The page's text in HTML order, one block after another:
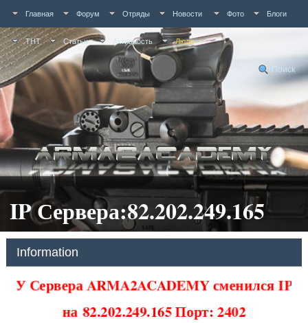
Главная Форум Отряды Новости Фото Блоги
ТНТ Статьи Активность Люди
Поиск
IP Сервера:82.202.249.165
Information
У Сервера ARMA2ACADEMY сменился IP
на 82.202.249.165 Порт: 2402